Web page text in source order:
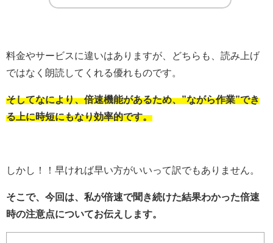
料金やサービスに違いはありますが、どちらも、読み上げ
ではなく朗読してくれる優れものです。
そしてなにより、倍速機能があるため、”ながら作業”でき
る上に時短にもなり効率的です。
しかし！！早ければ早い方がいいって訳でもありません。
そこで、今回は、私が倍速で聞き続けた結果わかった倍速
時の注意点についてお伝えします。